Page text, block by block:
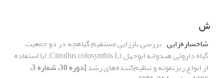
ش
شاخساره‌زایی بررسی باززایی مستقیم گیاهچه در دو جمعیت
گیاه داروئی هندوانه ابوجهل (Citrullus colosynthis L.)با استفاده
از انواع ریزنمونه و تنظیم‌کننده‌های رشد
[دوره 30، شماره 3،